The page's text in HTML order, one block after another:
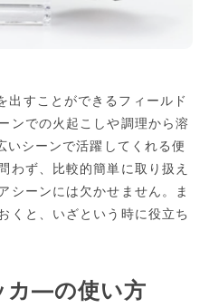
とができるフィールド
ンでの火起こしや調理から溶
シーンで活躍してくれる便
わず、比較的簡単に取り扱え
シーンには欠かせません。ま
くと、いざという時に役立ち
カ―の使い方